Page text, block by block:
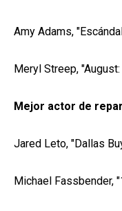
Amy Adams,
Meryl Streep,
Mejor actor de
Jared Leto, "Dallas
Michael Fassbender,